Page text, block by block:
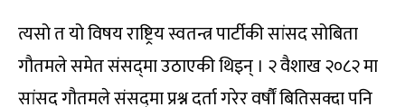
त्यसो त यो विषय राष्ट्रिय स्वतन्त्र पार्टीकी सांसद सोबिता
गौतमले समेत संसद्‌मा उठाएकी थिइन् । २ वैशाख २०८२ मा
सांसद गौतमले संसद्‌मा प्रश्न दर्ता गरेर वर्षौं बितिसक्दा पनि